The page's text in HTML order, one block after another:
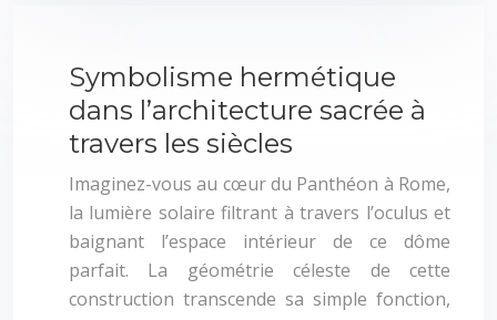
Symbolisme hermétique
dans l’architecture sacrée à
travers les siècles
Imaginez-vous au cœur du Panthéon à Rome,
la lumière solaire filtrant à travers l’oculus et
baignant l’espace intérieur de ce dôme
parfait. La géométrie céleste de cette
construction transcende sa simple fonction,